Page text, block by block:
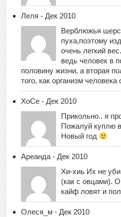
Леля - Дек 2010
Верблюжья
пуха,поэтому
очень легкий
ведь человек в
половину жизни, а вторая
того, как организм
ХоСе - Дек 2010
Прикольно.. я
Пожалуй куплю
Новый год
Ареанда - Дек 2010
Хи-хиь Их не
(как с овцами).
кайф ловят и
Олеся_м - Дек 2010